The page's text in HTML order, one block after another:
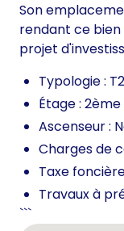
Son
rendant ce
projet
Typologie : T2
Étage :
Ascenseur :
Charges de
Taxe
Travaux à
```